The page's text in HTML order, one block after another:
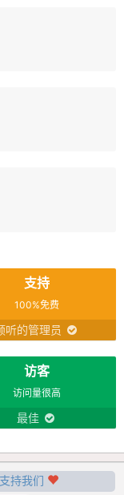
支持
100%免费
听的管理员
访客
访问量很高
最佳
持我们